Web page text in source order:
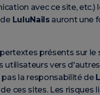
avec ce site, etc.)
LuluNailsauront une
présents sur
utilisateurs vers
la responsabilité de
ces sites. Les risques